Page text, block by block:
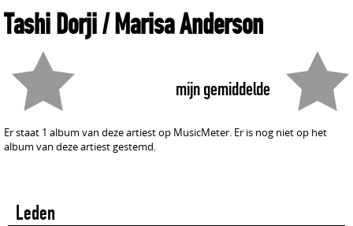
Tashi Dorji / Marisa Anderson
mijn gemiddelde
Er staat 1 album van deze artiest op MusicMeter. Er is nog niet op het
album van deze artiest gestemd.
Leden